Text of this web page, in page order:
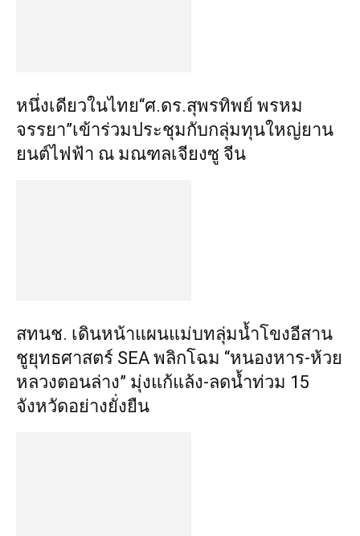
หนึ่งเดียวในไทย“ศ.ดร.สุพรทิพย์ พรหม
จรรยา”เข้าร่วมประชุมกับกลุ่มทุนใหญ่ยาน
ยนต์ไฟฟ้า ณ มณฑลเจียงซู จีน
สทนช. เดินหน้าแผนแม่บทลุ่มน้ำโขงอีสาน
ชูยุทธศาสตร์ SEA พลิกโฉม “หนองหาร-ห้วย
หลวงตอนล่าง” มุ่งแก้แล้ง-ลดน้ำท่วม 15
จังหวัดอย่างยั่งยืน